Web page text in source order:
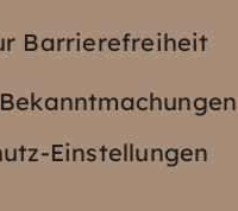
Barrierefreiheit
Einstellungen